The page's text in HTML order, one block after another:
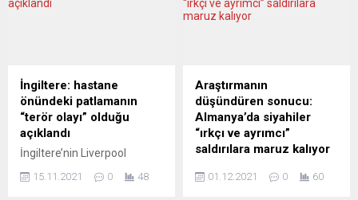
Toplantısı’nın girişinde basın
mensuplarına konuştu.
Ukrayna Dışişleri Bakanı
Dmitro Kuleba’nın da sabah
oturumuna katılarak...
yeni hükümetin göreve
Olaf Scholz ile hükümette
yer alacak partilerin
temsilcileri, başkent
Berlin’de 26 Eylül’de yapılan
genel seçimlerden 2,5 ay...
İngiltere: hastane
önündeki patlamanın
“terör olayı” olduğu
açıklandı
İngiltere’nin Liverpool
önündeki araçta meydana
15.11.2021 0 48
Araştırmanın
düşündüren sonucu:
Almanya’da siyahiler
“ırkçı ve ayrımcı”
saldırılara maruz kalıyor
bir araştırma, ülkede
01.12.2021 0 60